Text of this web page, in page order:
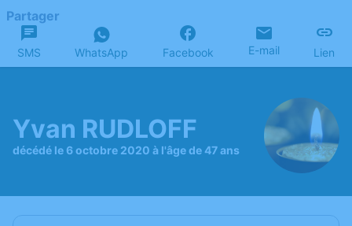
Partager
SMS WhatsApp Facebook E-mail Lien
Yvan RUDLOFF
décédé le 6 octobre 2020 à l'âge de 47 ans